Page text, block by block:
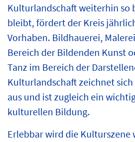
Kulturlandschaft weiterhin so
bleibt, fördert der Kreis
Vorhaben. Bildhauerei,
Bereich der Bildenden Kunst
Tanz im Bereich der
Kulturlandschaft zeichnet
aus und ist zugleich ein
kulturellen Bildung.
Erlebbar wird die Kulturszene